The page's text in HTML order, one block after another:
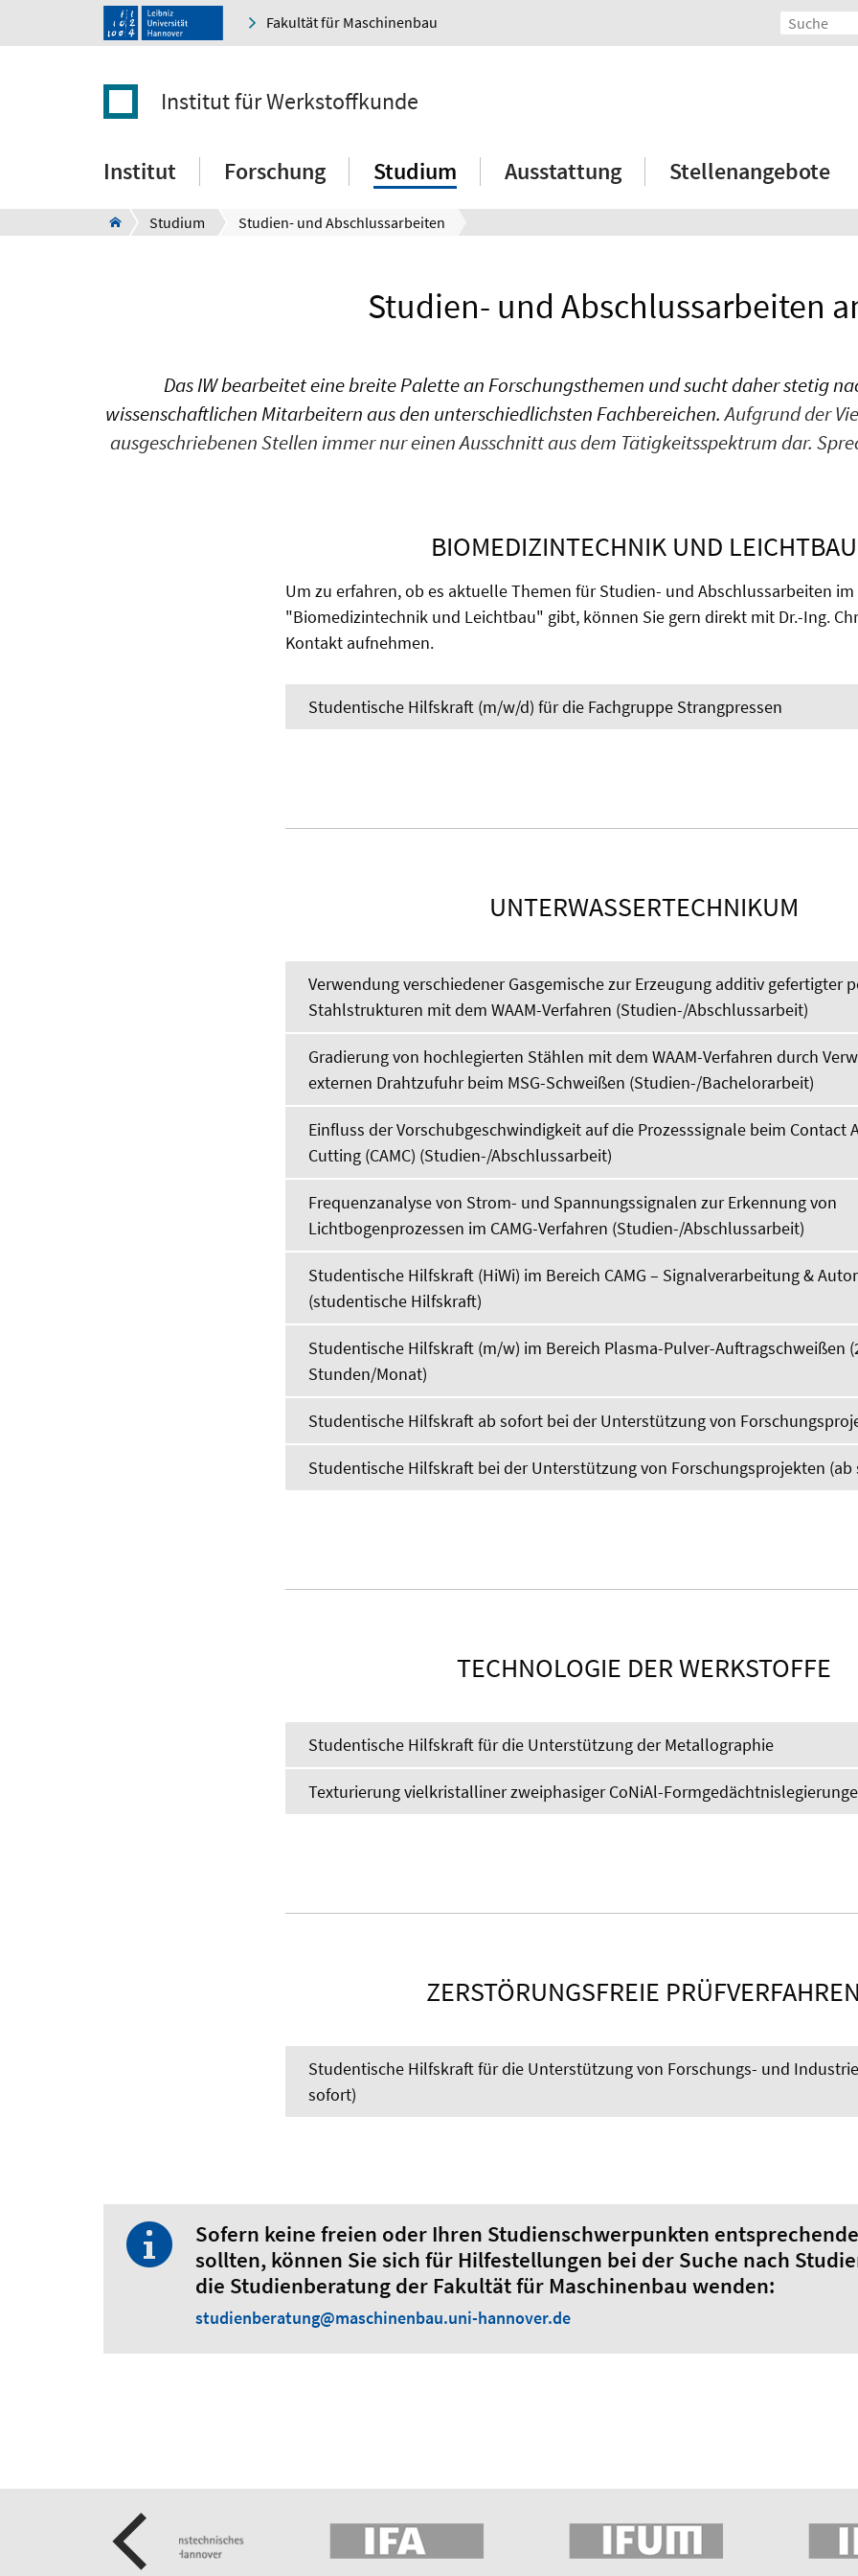
Fakultät für Maschinenbau
Institut für Werkstoffkunde
Institut Forschung Studium Ausstattung Stellenangebote
Studium Studien- und Abschlussarbeiten
Studien- und Abschlussarbeiten
Das IW bearbeitet eine breite Palette an Forschungsthemen und sucht daher stetig
wissenschaftlichen Mitarbeitern aus den unterschiedlichsten Fachbereichen.Aufgrund der
ausgeschriebenen Stellen immer nur einen Ausschnitt aus dem Tätigkeitsspektrum dar.
BIOMEDIZINTECHNIK UND LEICHTBAU
Um zu erfahren, ob es aktuelle Themen für Studien- und Abschlussarbeiten im
"Biomedizintechnik und Leichtbau" gibt, können Sie gern direkt mit Dr.-Ing.
Kontakt aufnehmen.
Studentische Hilfskraft (m/w/d) für die Fachgruppe Strangpressen
UNTERWASSERTECHNIKUM
Verwendung verschiedener Gasgemische zur Erzeugung additiv gefertigter
Stahlstrukturen mit dem WAAM-Verfahren (Studien-/Abschlussarbeit)
Gradierung von hochlegierten Stählen mit dem WAAM-Verfahren durch
externen Drahtzufuhr beim MSG-Schweißen (Studien-/Bachelorarbeit)
Einfluss der Vorschubgeschwindigkeit auf die Prozesssignale beim Contact
Cutting (CAMC) (Studien-/Abschlussarbeit)
Frequenzanalyse von Strom- und Spannungssignalen zur Erkennung von
Lichtbogenprozessen im CAMG-Verfahren (Studien-/Abschlussarbeit)
Studentische Hilfskraft (HiWi) im Bereich CAMG – Signalverarbeitung &
(studentische Hilfskraft)
Studentische Hilfskraft (m/w) im Bereich Plasma-Pulver-Auftragschweißen
Stunden/Monat)
Studentische Hilfskraft ab sofort bei der Unterstützung von
Studentische Hilfskraft bei der Unterstützung von Forschungsprojekten (ab
TECHNOLOGIE DER WERKSTOFFE
Studentische Hilfskraft für die Unterstützung der Metallographie
Texturierung vielkristalliner zweiphasiger CoNiAl-
ZERSTÖRUNGSFREIE PRÜFVERFAHREN
Studentische Hilfskraft für die Unterstützung von Forschungs- und
sofort)
Sofern keine freien oder Ihren Studienschwerpunkten
sollten, können Sie sich für Hilfestellungen bei der Suche nach
die Studienberatung der Fakultät für Maschinenbau wenden:
studienberatung@maschinenbau.uni-hannover.de